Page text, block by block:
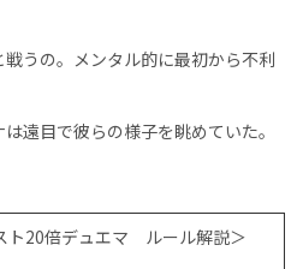
戦うの。メンタル的に最初から不利
遠目で彼らの様子を眺めていた。
ト20倍デュエマ ルール解説＞